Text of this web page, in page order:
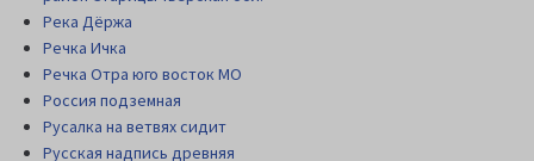
Река Дёржа
Речка Ичка
Речка Отра юго восток МО
Россия подземная
Русалка на ветвях сидит
Русская надпись древняя